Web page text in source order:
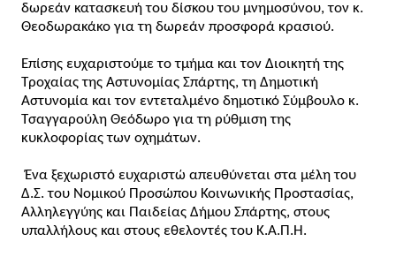
δωρεάν κατασκευή του δίσκου του μνημοσύνου, τον κ.
Θεοδωρακάκο για τη δωρεάν προσφορά κρασιού.
Επίσης ευχαριστούμε το τμήμα και τον Διοικητή της
Τροχαίας της Αστυνομίας Σπάρτης, τη Δημοτική
Αστυνομία και τον εντεταλμένο δημοτικό Σύμβουλο κ.
Τσαγγαρούλη Θεόδωρο για τη ρύθμιση της
κυκλοφορίας των οχημάτων.
Ένα ξεχωριστό ευχαριστώ απευθύνεται στα μέλη του
Δ.Σ. του Νομικού Προσώπου Κοινωνικής Προστασίας,
Αλληλεγγύης και Παιδείας Δήμου Σπάρτης, στους
υπαλλήλους και στους εθελοντές του Κ.Α.Π.Η.